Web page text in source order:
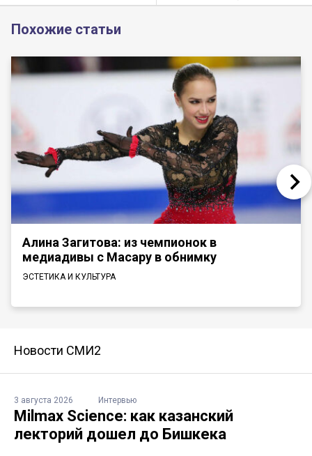
Похожие статьи
Алина Загитова: из чемпионок в
медиадивы с Масару в обнимку
ЭСТЕТИКА И КУЛЬТУРА
Новости СМИ2
3 августа 2026 Интервью
Milmax Science: как казанский
лекторий дошел до Бишкека